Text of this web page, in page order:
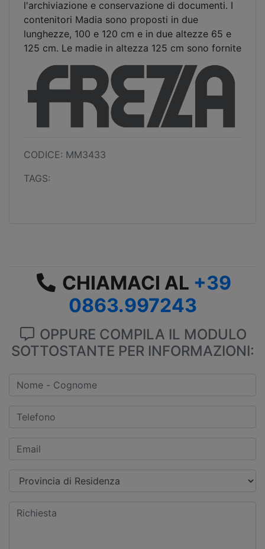
l'archiviazione e conservazione di documenti. I
contenitori Madia sono proposti in due
lunghezze, 100 e 120 cm e in due altezze 65 e
125 cm. Le madie in altezza 125 cm sono fornite
CODICE: MM3433
TAGS:
CHIAMACI AL +39
0863.997243
OPPURE COMPILA IL MODULO
SOTTOSTANTE PER INFORMAZIONI: